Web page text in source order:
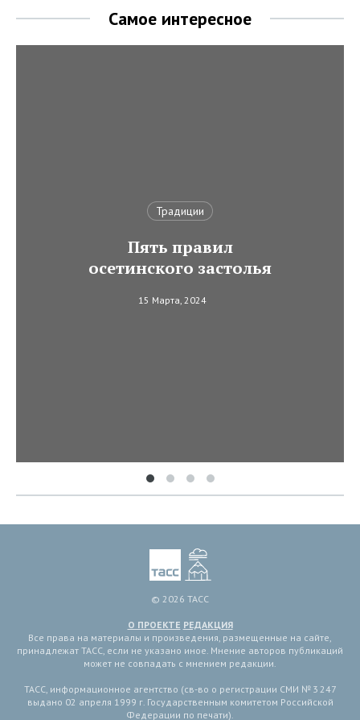
Самое интересное
Традиции
Пять правил
осетинского застолья
15 Марта, 2024
© 2026 ТАСС
О ПРОЕКТЕ РЕДАКЦИЯ
Все права на материалы и произведения, размещенные на сайте,
принадлежат ТАСС, если не указано иное. Мнение авторов публикаций
может не совпадать с мнением редакции.
ТАСС, информационное агентство (св-во о регистрации СМИ № 3 247
выдано 02 апреля 1999 г. Государственным комитетом Российской
Федерации по печати).